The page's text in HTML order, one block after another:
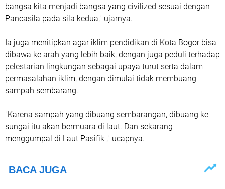
bangsa kita menjadi bangsa yang civilized sesuai dengan
Pancasila pada sila kedua," ujarnya.
Ia juga menitipkan agar iklim pendidikan di Kota Bogor bisa
dibawa ke arah yang lebih baik, dengan juga peduli terhadap
pelestarian lingkungan sebagai upaya turut serta dalam
permasalahan iklim, dengan dimulai tidak membuang
sampah sembarang.
"Karena sampah yang dibuang sembarangan, dibuang ke
sungai itu akan bermuara di laut. Dan sekarang
menggumpal di Laut Pasifik ," ucapnya.